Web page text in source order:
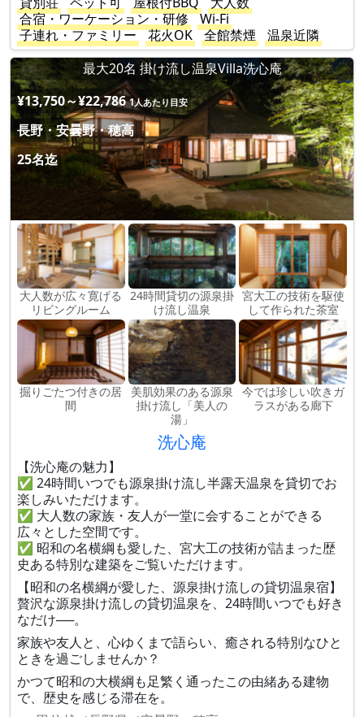
合宿・ワーケーション・研修
Wi-Fi
子連れ・ファミリー
花火OK 全館禁煙
温泉近隣
最大20名 掛け流し温泉Villa洗心庵
¥13,750～¥22,786 1人あたり目安
長野・安曇野・穂高
25名迄
大人数が広々寛げる
リビングルーム
24時間貸切の源泉掛
け流し温泉
宮大工の技術を駆使
して作られた茶室
掘りごたつ付きの居
間
美肌効果のある源泉
掛け流し「美人の
湯」
今では珍しい吹きガ
ラスがある廊下
洗心庵
【洗心庵の魅力】
✅ 24時間いつでも源泉掛け流し半露天温泉を貸切でお
楽しみいただけます。
✅ 大人数の家族・友人が一堂に会することができる
広々とした空間です。
✅ 昭和の名横綱も愛した、宮大工の技術が詰まった歴
史ある特別な建築をご覧いただけます。
【昭和の名横綱が愛した、源泉掛け流しの貸切温泉宿】
贅沢な源泉掛け流しの貸切温泉を、24時間いつでも好き
なだけ──。
家族や友人と、心ゆくまで語らい、癒される特別なひと
ときを過ごしませんか？
かつて昭和の大横綱も足繁く通ったこの由緒ある建物
で、歴史を感じる滞在を。